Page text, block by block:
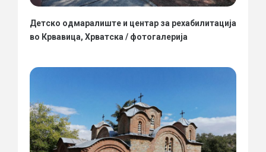
Детско одмаралиште и центар за рехабилитација
во Крвавица, Хрватска / фотогалерија